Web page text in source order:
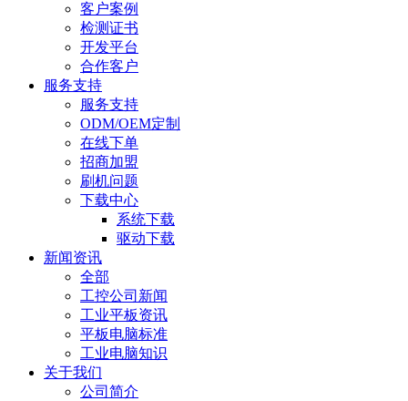
客户案例
检测证书
开发平台
合作客户
服务支持
服务支持
ODM/OEM定制
在线下单
招商加盟
刷机问题
下载中心
系统下载
驱动下载
新闻资讯
全部
工控公司新闻
工业平板资讯
平板电脑标准
工业电脑知识
关于我们
公司简介